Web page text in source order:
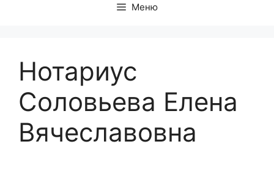
Меню
Нотариус
Соловьева Елена
Вячеславовна